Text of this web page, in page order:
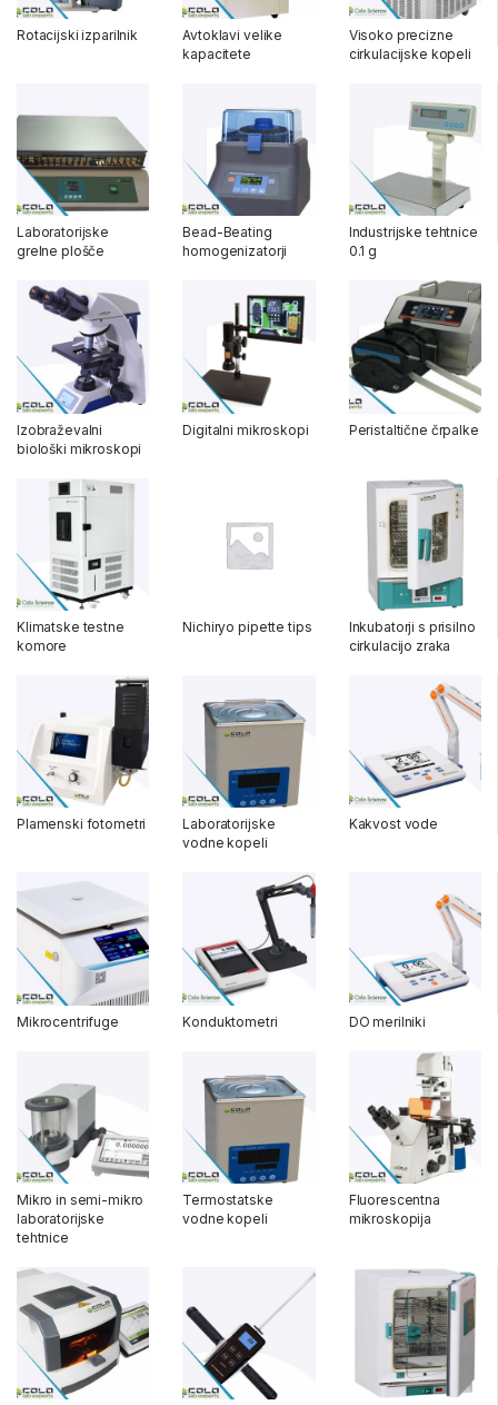
Rotacijski izparilnik
Avtoklavi velike
kapacitete
Visoko precizne
cirkulacijske kopeli
Laboratorijske
grelne plošče
Bead-Beating
homogenizatorji
Industrijske tehtnice
0.1 g
Izobraževalni
biološki mikroskopi
Digitalni mikroskopi Peristaltične črpalke
Klimatske testne
komore
Nichiryo pipette tips
Inkubatorji s prisilno
cirkulacijo zraka
Plamenski fotometri
Laboratorijske
vodne kopeli
Kakvost vode
Mikrocentrifuge Konduktometri DO merilniki
Mikro in semi-mikro
laboratorijske
tehtnice
Termostatske
vodne kopeli
Fluorescentna
mikroskopija